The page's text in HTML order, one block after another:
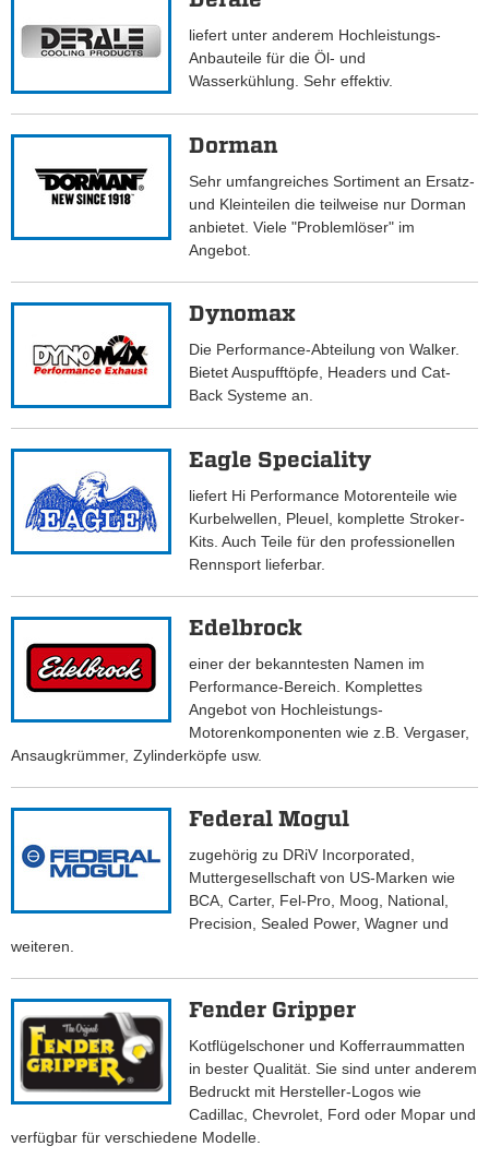
liefert unter anderem Hochleistungs-
Anbauteile für die Öl- und
Wasserkühlung. Sehr effektiv.
Dorman
Sehr umfangreiches Sortiment an Ersatz-
und Kleinteilen die teilweise nur Dorman
anbietet. Viele "Problemlöser" im
Angebot.
Dynomax
Die Performance-Abteilung von Walker.
Bietet Auspufftöpfe, Headers und Cat-
Back Systeme an.
Eagle Speciality
liefert Hi Performance Motorenteile wie
Kurbelwellen, Pleuel, komplette Stroker-
Kits. Auch Teile für den professionellen
Rennsport lieferbar.
Edelbrock
einer der bekanntesten Namen im
Performance-Bereich. Komplettes
Angebot von Hochleistungs-
Motorenkomponenten wie z.B. Vergaser,
Ansaugkrümmer, Zylinderköpfe usw.
Federal Mogul
zugehörig zu DRiV Incorporated,
Muttergesellschaft von US-Marken wie
BCA, Carter, Fel-Pro, Moog, National,
Precision, Sealed Power, Wagner und
weiteren.
Fender Gripper
Kotflügelschoner und Kofferraummatten
in bester Qualität. Sie sind unter anderem
Bedruckt mit Hersteller-Logos wie
Cadillac, Chevrolet, Ford oder Mopar und
verfügbar für verschiedene Modelle.